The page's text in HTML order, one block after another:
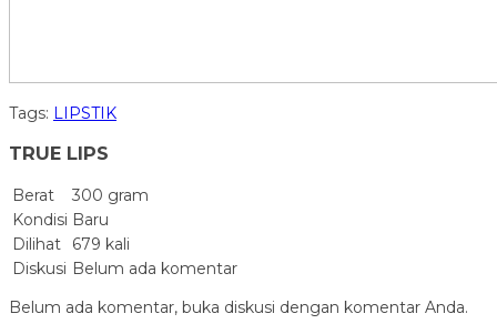
Tags: LIPSTIK
TRUE LIPS
Berat
300 gram
Kondisi Baru
Dilihat
679 kali
Diskusi Belum ada komentar
Belum ada komentar, buka diskusi dengan komentar Anda.